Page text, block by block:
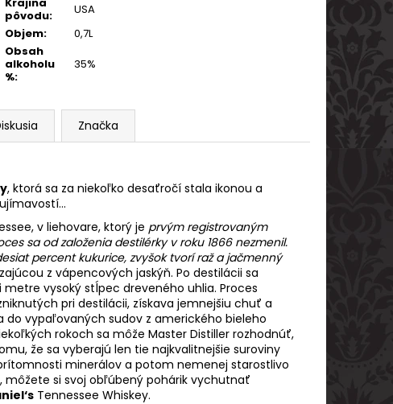
pôvodu:
USA
Objem:
0,7L
Obsah
alkoholu
%:
35%
Značka
, ktorá sa za niekoľko desaťročí stala ikonou a
v liehovare, ktorý je prvým registrovaným
sa odzaloženia destilérky v roku 1866 nezmenil.
percent kukurice, zvyšok tvorí raž a jačmenný
z vápencových jaskýň. Po destilácii sa
vysoký stĺpec dreveného uhlia. Proces
pri destilácii, získava jemnejšiu chuť a
vypaľovaných sudov z amerického bieleho
rokoch sa môže Master Distiller rozhodnúť,
že sa vyberajú len tie najkvalitnejšie suroviny
minerálov a potom nemenej starostlivo
môžete si svoj obľúbený pohárik vychutnať
Tennessee Whiskey.